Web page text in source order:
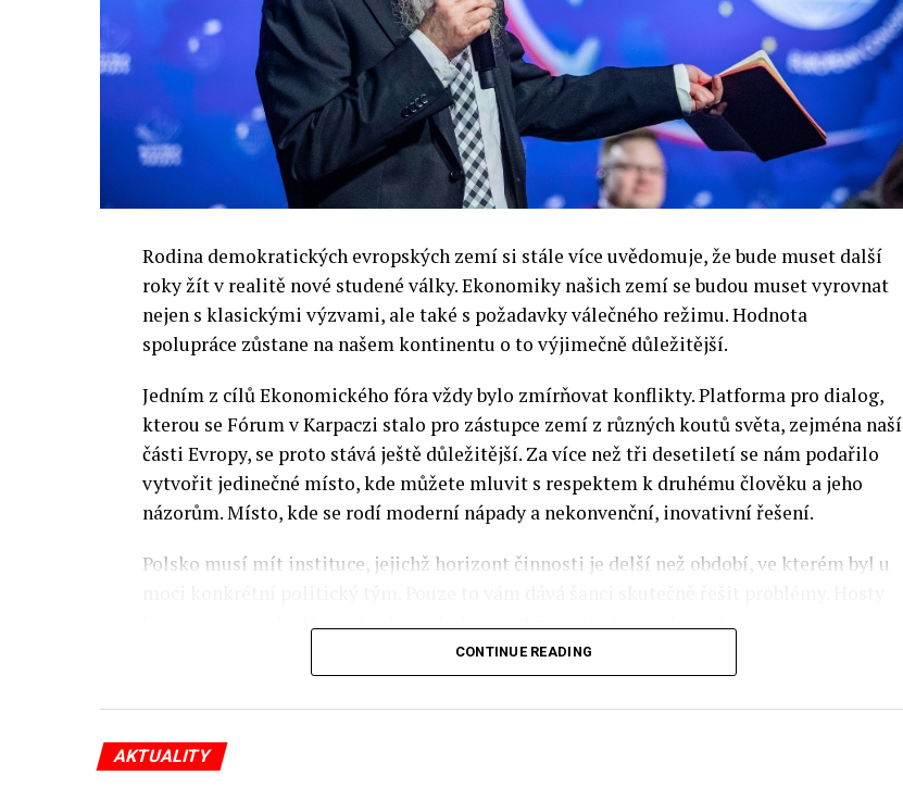
Rodina demokratických evropských zemí si stále více uvědomuje, že bude muset další
roky žít v realitě nové studené války. Ekonomiky našich zemí se budou muset vyrovnat
nejen s klasickými výzvami, ale také s požadavky válečného režimu. Hodnota
spolupráce zůstane na našem kontinentu o to výjimečně důležitější.
Jedním z cílů Ekonomického fóra vždy bylo zmírňovat konflikty. Platforma pro dialog,
kterou se Fórum v Karpaczi stalo pro zástupce zemí z různých koutů světa, zejména naší
části Evropy, se proto stává ještě důležitější. Za více než tři desetiletí se nám podařilo
vytvořit jedinečné místo, kde můžete mluvit s respektem k druhému člověku a jeho
názorům. Místo, kde se rodí moderní nápady a nekonvenční, inovativní řešení.
Polsko musí mít instituce, jejichž horizont činnosti je delší než období, ve kterém byl u
Fóra jsou prezidenti, předsedové vlád, ministři, politici a představitelé samosprávy,
prezidenti korporací, lidé z kultury, renomovaní vědci, novináři a zástupci nevládních
umožňuje každoročně připravit obsahový program Ekonomického fóra, který se skládá z
CONTINUE READING
AKTUALITY